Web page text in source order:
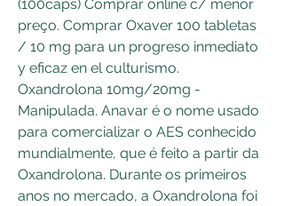
(100caps) Comprar online c/ menor
preço. Comprar Oxaver 100 tabletas
/ 10 mg para un progreso inmediato
y eficaz en el culturismo.
Oxandrolona 10mg/20mg -
Manipulada. Anavar é o nome usado
para comercializar o AES conhecido
mundialmente, que é feito a partir da
Oxandrolona. Durante os primeiros
anos no mercado, a Oxandrolona foi